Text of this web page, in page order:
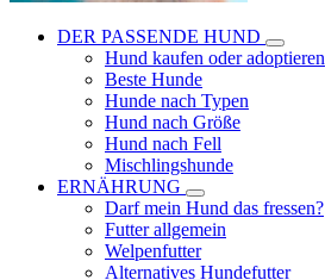
DER PASSENDE HUND
Hund kaufen oder adoptieren
Beste Hunde
Hunde nach Typen
Hund nach Größe
Hund nach Fell
Mischlingshunde
ERNÄHRUNG
Darf mein Hund das fressen?
Futter allgemein
Welpenfutter
Alternatives Hundefutter